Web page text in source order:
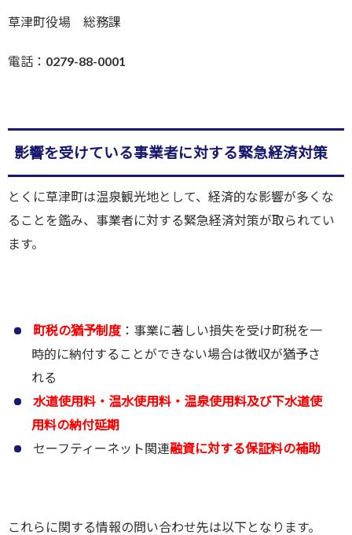
草津町役場 総務課
電話：0279-88-0001
影響を受けている事業者に対する緊急経済対策
とくに草津町は温泉観光地として、経済的な影響が多くな
ることを鑑み、事業者に対する緊急経済対策が取られてい
ます。
町税の猶予制度：事業に著しい損失を受け町税を一
時的に納付することができない場合は徴収が猶予さ
れる
水道使用料・温水使用料・温泉使用料及び下水道使
用料の納付延期
セーフティーネット関連融資に対する保証料の補助
これらに関する情報の問い合わせ先は以下となります。